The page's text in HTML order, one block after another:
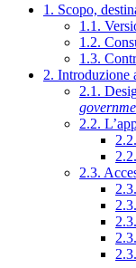
1. Scopo,
1.1.
1.2.
1.3.
2. Introduzione
2.1.
2.2.
2.3.